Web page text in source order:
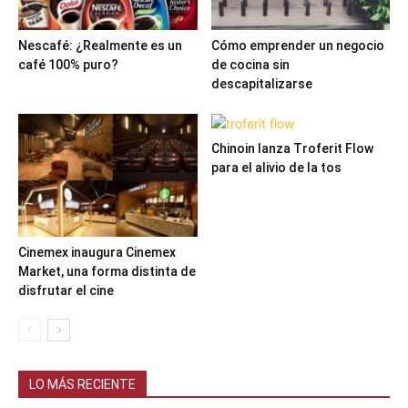
Nescafé: ¿Realmente es un
café 100% puro?
Cómo emprender un negocio
de cocina sin
descapitalizarse
Cinemex inaugura Cinemex
Market, una forma distinta de
disfrutar el cine
Chinoin lanza Troferit Flow
para el alivio de la tos
LO MÁS RECIENTE